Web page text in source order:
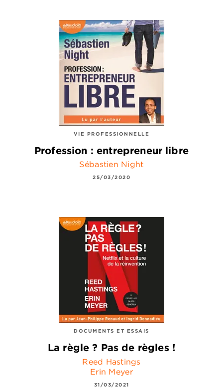
VIE PROFESSIONNELLE
Profession : entrepreneur libre
Sébastien Night
25/03/2020
DOCUMENTS ET ESSAIS
La règle ? Pas de règles !
Reed Hastings
Erin Meyer
31/03/2021